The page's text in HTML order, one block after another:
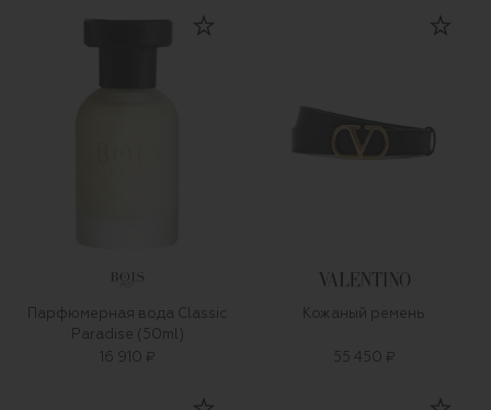
Парфюмерная вода Classic
Paradise (50ml)
16 910 ₽
Кожаный ремень
55 450 ₽